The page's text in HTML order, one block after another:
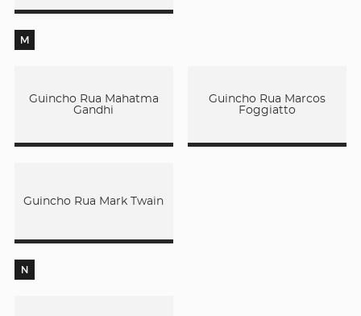
M
Guincho Rua Mahatma
Gandhi
Guincho Rua Marcos
Foggiatto
Guincho Rua Mark Twain
N